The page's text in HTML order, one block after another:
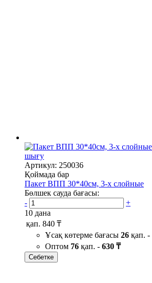
шығу
Артикул: 250036
Қоймада бар
Пакет ВПП 30*40см, 3-х слойные
Бөлшек сауда бағасы:
-
+
10 дана
қап. 840 ₸
Ұсақ көтерме бағасы 26 қап. -
Оптом 76 қап. - 630 ₸
Себетке